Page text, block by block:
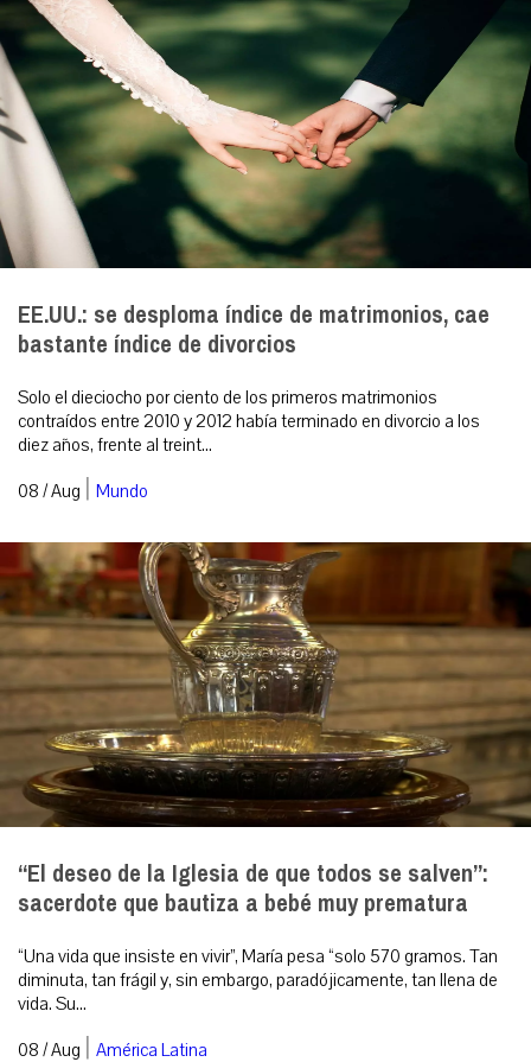
EE.UU.: se desploma índice de matrimonios, cae
bastante índice de divorcios
Solo el dieciocho por ciento de los primeros matrimonios
contraídos entre 2010 y 2012 había terminado en divorcio a los
diez años, frente al treint...
08 / Aug | Mundo
“El deseo de la Iglesia de que todos se salven”:
sacerdote que bautiza a bebé muy prematura
“Una vida que insiste en vivir”, María pesa “solo 570 gramos. Tan
diminuta, tan frágil y, sin embargo, paradójicamente, tan llena de
vida. Su...
08 / Aug | América Latina